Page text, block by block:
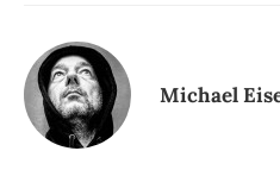
Michael